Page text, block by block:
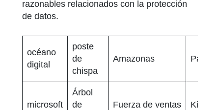
razonables relacionados con la protección
de datos.
océano
digital
poste
de
chispa
Amazonas PayPal
microsoft
Árbol
de
Fuerza de ventas